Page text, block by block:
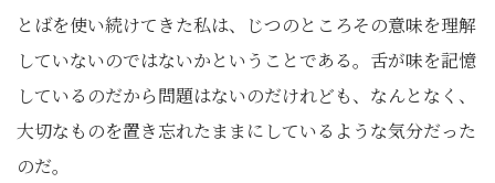
とばを使い続けてきた私は、じつのところその意味を理解
していないのではないかということである。舌が味を記憶
しているのだから問題はないのだけれども、なんとなく、
大切なものを置き忘れたままにしているような気分だった
のだ。